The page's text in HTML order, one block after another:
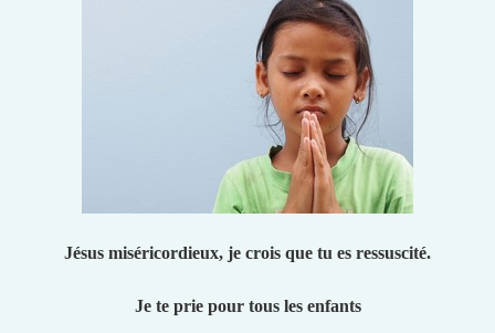
Jésus miséricordieux, je crois que tu es ressuscité.
Je te prie pour tous les enfants